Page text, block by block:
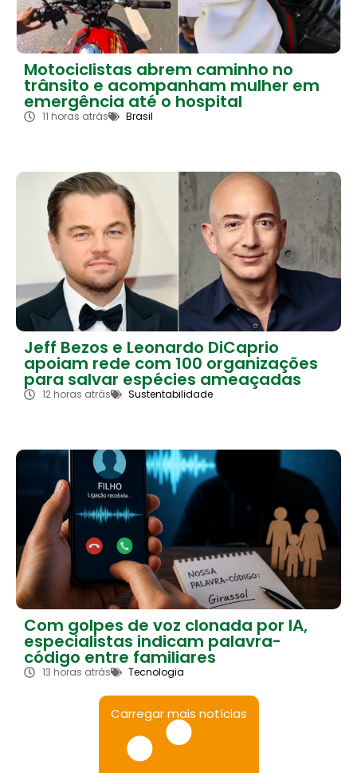
Motociclistas abrem caminho no
trânsito e acompanham mulher em
emergência até o hospital
11 horas atrás Brasil
Jeff Bezos e Leonardo DiCaprio
apoiam rede com 100 organizações
para salvar espécies ameaçadas
12 horas atrás Sustentabilidade
Com golpes de voz clonada por IA,
especialistas indicam palavra-
código entre familiares
13 horas atrás Tecnologia
Carregar mais notícias